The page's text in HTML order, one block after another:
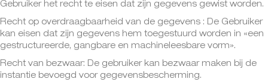
Gebruiker het recht te eisen dat zijn gegevens gewist worden.
Recht op overdraagbaarheid van de gegevens : De Gebruiker
kan eisen dat zijn gegevens hem toegestuurd worden in «een
gestructureerde, gangbare en machineleesbare vorm».
Recht van bezwaar: De gebruiker kan bezwaar maken bij de
instantie bevoegd voor gegevensbescherming.